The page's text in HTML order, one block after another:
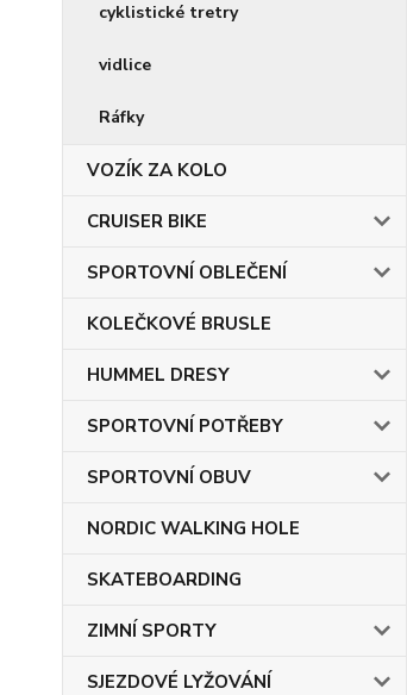
cyklistické tretry
vidlice
Ráfky
VOZÍK ZA KOLO
CRUISER BIKE
SPORTOVNÍ OBLEČENÍ
KOLEČKOVÉ BRUSLE
HUMMEL DRESY
SPORTOVNÍ POTŘEBY
SPORTOVNÍ OBUV
NORDIC WALKING HOLE
SKATEBOARDING
ZIMNÍ SPORTY
SJEZDOVÉ LYŽOVÁNÍ